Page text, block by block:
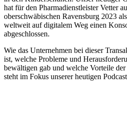
hat für den Pharmadienstleister Vetter
oberschwäbischen Ravensburg 2023
weltweit auf digitalem Weg einen
abgeschlossen.
Wie das Unternehmen bei dieser
ist, welche Probleme und
bewältigen gab und welche Vorteile
steht im Fokus unserer heutigen